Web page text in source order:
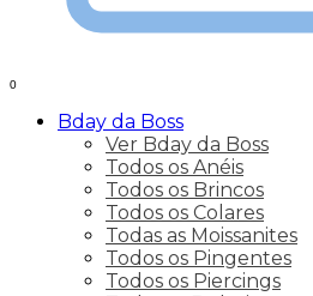
0
Bday da Boss
Ver Bday da Boss
Todos os Anéis
Todos os Brincos
Todos os Colares
Todas as Moissanites
Todos os Pingentes
Todos os Piercings